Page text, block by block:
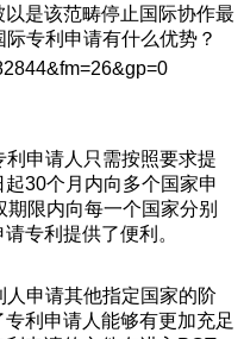
是该范畴停止国际协作最
专利申请有什么优势？
申请人只需按照要求提
30个月内向多个国家申
限内向每一个国家分别
专利提供了便利。
申请其他指定国家的阶
利申请人能够有更加充足